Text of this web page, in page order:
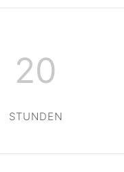
20
STUNDEN